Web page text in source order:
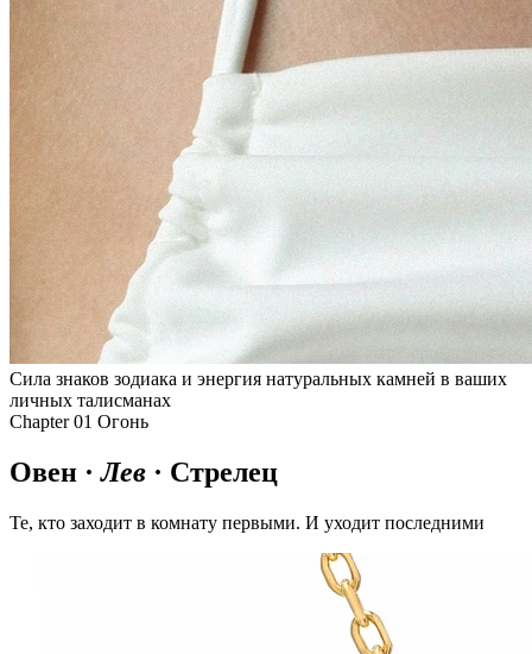
Сила знаков зодиака и энергия натуральных камней в ваших
личных талисманах
Chapter 01 Огонь
Овен ·Лев · Стрелец
Те, кто заходит в комнату первыми. И уходит последними